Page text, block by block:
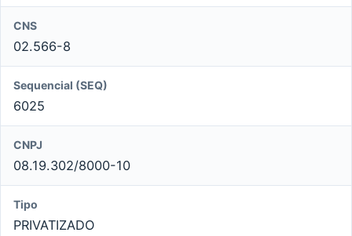
CNS
02.566-8
Sequencial (SEQ)
6025
CNPJ
08.19.302/8000-10
Tipo
PRIVATIZADO